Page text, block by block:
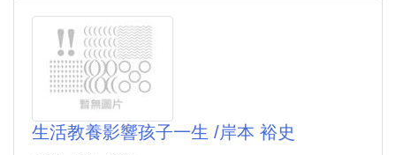
生活教養影響孩子一生 /岸本 裕史